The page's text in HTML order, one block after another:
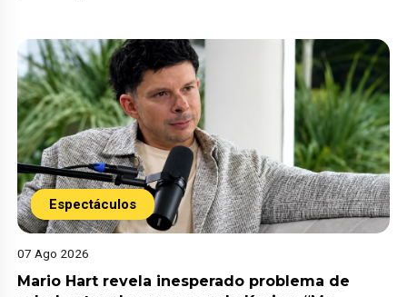
Espectáculos
07 Ago 2026
Mario Hart revela inesperado problema de